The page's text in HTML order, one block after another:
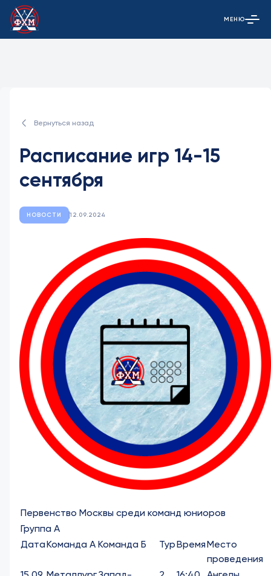
Открыть
МЕНЮ
Вернуться назад
Расписание игр 14-15
сентября
НОВОСТИ 12.09.2024
Первенство Москвы среди команд юниоров
Группа А
ДатаКоманда А Команда Б ТурВремяМесто
проведения